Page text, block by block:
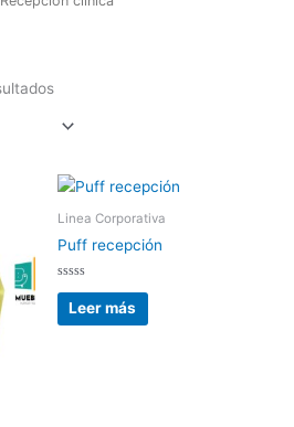
Linea Corporativa
Puff recepción
Valorado
con
de
Leer más